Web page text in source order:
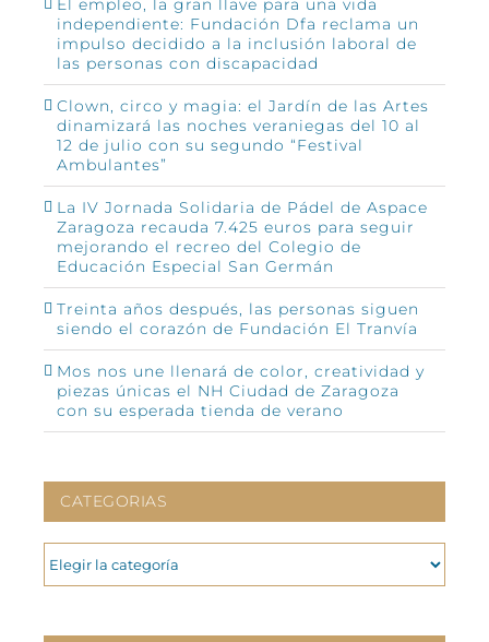
El empleo, la gran llave para una vida
independiente: Fundación Dfa reclama un
impulso decidido a la inclusión laboral de
las personas con discapacidad
Clown, circo y magia: el Jardín de las Artes
dinamizará las noches veraniegas del 10 al
12 de julio con su segundo “Festival
Ambulantes”
La IV Jornada Solidaria de Pádel de Aspace
Zaragoza recauda 7.425 euros para seguir
mejorando el recreo del Colegio de
Educación Especial San Germán
Treinta años después, las personas siguen
siendo el corazón de Fundación El Tranvía
Mos nos une llenará de color, creatividad y
piezas únicas el NH Ciudad de Zaragoza
con su esperada tienda de verano
CATEGORIAS
CATEGORIAS